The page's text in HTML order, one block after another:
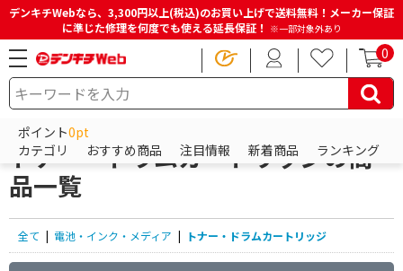
デンキチWebなら、3,300円以上(税込)のお買い上げで送料無料！メーカー保証
に準じた修理を何度でも使える延長保証！ ※一部対象外あり
0
ポイント0pt
カテゴリ
おすすめ商品 注目情報 新着商品 ランキング
HOME 商品一覧ページ 電池・インク・メディア
トナー・ドラムカートリッジの商
品一覧
全て | 電池・インク・メディア | トナー・ドラムカートリッジ